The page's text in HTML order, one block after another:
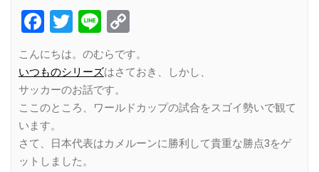
Facebook
Twitter
Line
Link
こんにちは。のむらです。
いつものシリーズはさておき、しかし、
サッカーのお話です。
ここのところ、ワールドカップの試合をスゴイ勢いで観て
います。
さて、日本代表はカメルーンに勝利して貴重な勝点3をゲ
ットしました。